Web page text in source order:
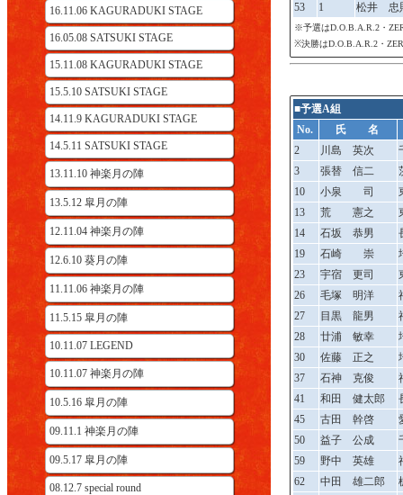
16.11.06 KAGURADUKI STAGE
16.05.08 SATSUKI STAGE
15.11.08 KAGURADUKI STAGE
15.5.10 SATSUKI STAGE
14.11.9 KAGURADUKI STAGE
14.5.11 SATSUKI STAGE
13.11.10 神楽月の陣
13.5.12 皐月の陣
12.11.04 神楽月の陣
12.6.10 葵月の陣
11.11.06 神楽月の陣
11.5.15 皐月の陣
10.11.07 LEGEND
10.11.07 神楽月の陣
10.5.16 皐月の陣
09.11.1 神楽月の陣
09.5.17 皐月の陣
08.12.7 special round
53
1 松井 忠
※予選はD.O.B.A.R.2・
※決勝はD.O.B.A.R.2・
■予選A組
No.
氏 名
2
川島 英次
3
張替 信二
10
小泉 司
13
荒 憲之
14
石坂 恭男
19
石崎 崇
23
宇宿 更司
26
毛塚 明洋
27
目黒 龍男
28
廿浦 敏幸
30
佐藤 正之
37
石神 克俊
41
和田 健太郎
45
古田 幹啓
50
益子 公成
59
野中 英雄
62
中田 雄二郎